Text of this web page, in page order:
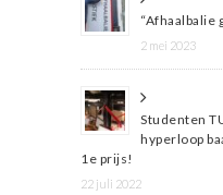
“Afhaalbalie
2 mei 2023
Studenten
hyperloop
1e prijs!
22 juli 2022